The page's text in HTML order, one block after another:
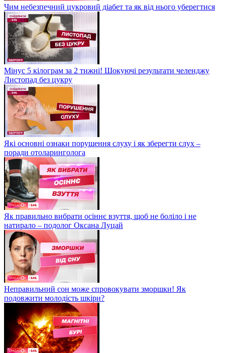
Чим небезпечний цукровий діабет та як від нього уберегтися
Мінус 5 кілограм за 2 тижні! Шокуючі результати челенджу
Листопад без цукру
Які основні ознаки порушення слуху і як зберегти слух –
поради отоларинголога
Як правильно вибрати осіннє взуття, щоб не боліло і не
натирало – подолог Оксана Луцай
Неправильний сон може спровокувати зморшки! Як
подовжити молодість шкіри?